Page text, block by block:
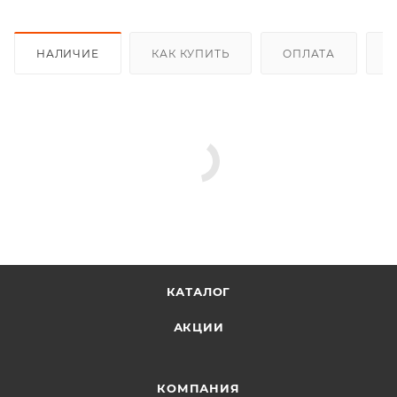
НАЛИЧИЕ КАК КУПИТЬ ОПЛАТА
КАТАЛОГ
АКЦИИ
КОМПАНИЯ